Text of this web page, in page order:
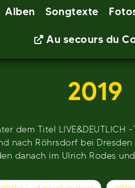
Alben Songtexte
Au secours du
2019
dem Titel
nach Röhrsdorf bei
danach im Ulrich Rodes